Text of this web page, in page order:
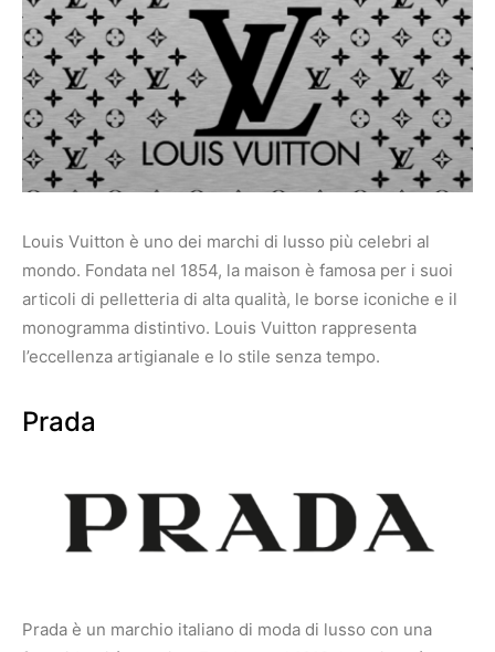
Louis Vuitton è uno dei marchi di lusso più celebri al
mondo. Fondata nel 1854, la maison è famosa per i suoi
articoli di pelletteria di alta qualità, le borse iconiche e il
monogramma distintivo. Louis Vuitton rappresenta
l’eccellenza artigianale e lo stile senza tempo.
Prada
Prada è un marchio italiano di moda di lusso con una